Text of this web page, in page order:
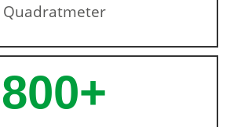
Quadratmeter
800+